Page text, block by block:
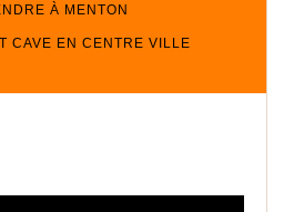
À MENTON
CAVE EN CENTRE VILLE